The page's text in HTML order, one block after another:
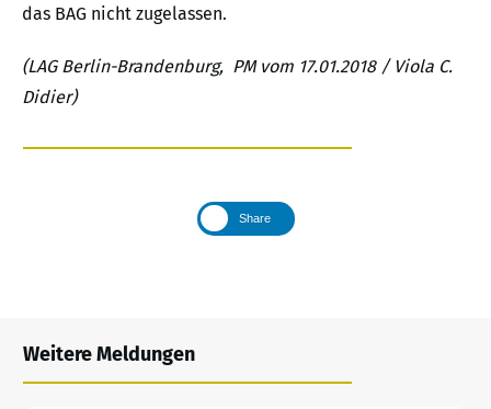
das BAG nicht zugelassen.
(LAG Berlin-Brandenburg, PM vom 17.01.2018 / Viola C.
Didier)
Share
Weitere Meldungen